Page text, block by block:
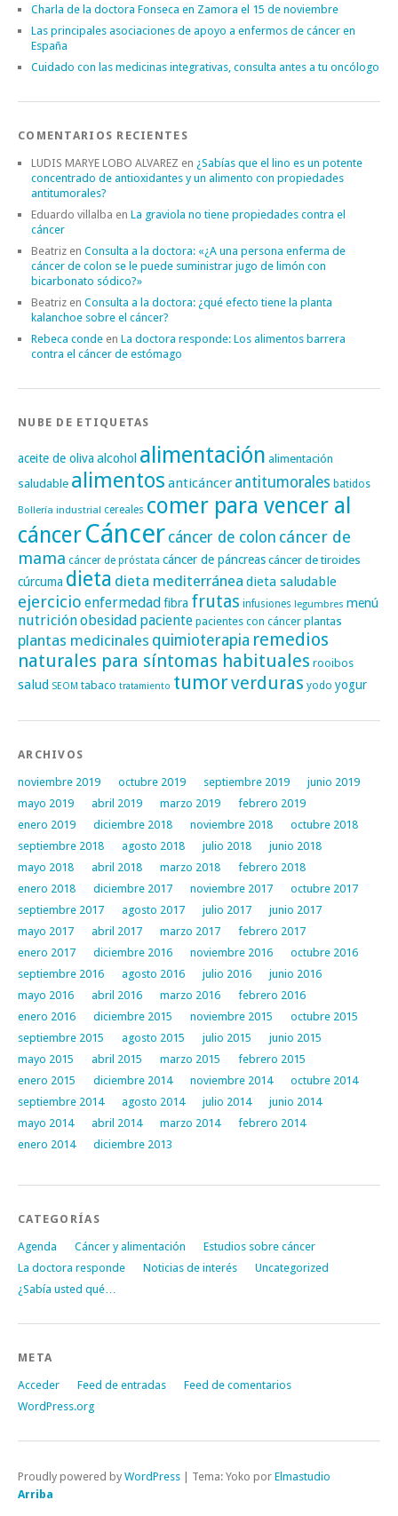
Charla de la doctora Fonseca en Zamora el 15 de noviembre
Las principales asociaciones de apoyo a enfermos de cáncer en
España
Cuidado con las medicinas integrativas, consulta antes a tu oncólogo
COMENTARIOS RECIENTES
LUDIS MARYE LOBO ALVAREZ en ¿Sabías que el lino es un potente
concentrado de antioxidantes y un alimento con propiedades
antitumorales?
Eduardo villalba en La graviola no tiene propiedades contra el
cáncer
Beatriz en Consulta a la doctora: «¿A una persona enferma de
cáncer de colon se le puede suministrar jugo de limón con
bicarbonato sódico?»
Beatriz en Consulta a la doctora: ¿qué efecto tiene la planta
kalanchoe sobre el cáncer?
Rebeca conde en La doctora responde: Los alimentos barrera
contra el cáncer de estómago
NUBE DE ETIQUETAS
aceite de oliva alcohol alimentación alimentación
saludable alimentos anticáncer antitumorales batidos
Bollería industrial cereales comer para vencer al
cáncerCáncer cáncer de colon cáncer de
mama cáncer de próstata cáncer de páncreascáncer de tiroides
cúrcuma dieta dieta mediterránea dieta saludable
ejercicio enfermedadfibra frutas infusiones legumbres menú
nutriciónobesidad paciente pacientes con cáncer plantas
plantas medicinales quimioterapia remedios
naturales para síntomas habituales rooibos
salud SEOM tabaco tratamiento tumorverduras yodo yogur
ARCHIVOS
noviembre 2019 octubre 2019 septiembre 2019
junio 2019
mayo 2019
abril 2019 marzo 2019
febrero 2019
enero 2019
diciembre 2018 noviembre 2018
octubre 2018
septiembre 2018
agosto 2018 julio 2018
junio 2018
mayo 2018
abril 2018 marzo 2018
febrero 2018
enero 2018
diciembre 2017 noviembre 2017
octubre 2017
septiembre 2017
agosto 2017 julio 2017
junio 2017
mayo 2017
abril 2017 marzo 2017
febrero 2017
enero 2017
diciembre 2016 noviembre 2016
octubre 2016
septiembre 2016
agosto 2016 julio 2016
junio 2016
mayo 2016
abril 2016 marzo 2016
febrero 2016
enero 2016
diciembre 2015 noviembre 2015
octubre 2015
septiembre 2015
agosto 2015 julio 2015
junio 2015
mayo 2015
abril 2015 marzo 2015
febrero 2015
enero 2015
diciembre 2014 noviembre 2014
octubre 2014
septiembre 2014
agosto 2014 julio 2014
junio 2014
mayo 2014
abril 2014 marzo 2014
febrero 2014
enero 2014
diciembre 2013
CATEGORÍAS
Agenda Cáncer y alimentación
Estudios sobre cáncer
La doctora responde
Noticias de interés
Uncategorized
¿Sabía usted qué…
META
Acceder Feed de entradas
Feed de comentarios
WordPress.org
Proudly powered by WordPress Tema: Yoko por Elmastudio
Arriba